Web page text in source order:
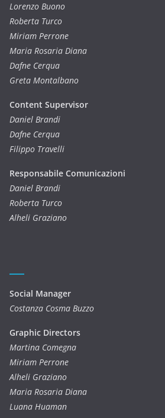
Lorenzo Buono
Roberta Turco
Miriam Perrone
Maria Rosaria Diana
Dafne Cerqua
Greta Montalbano
Content Supervisor
Daniel Brandi
Dafne Cerqua
Filippo Travelli
Responsabile Comunicazioni
Daniel Brandi
Roberta Turco
Alheli Graziano
Social Manager
Costanza Cosma Buzzo
Graphic Directors
Martina Comegna
Miriam Perrone
Alheli Graziano
Maria Rosaria Diana
Luana Huaman